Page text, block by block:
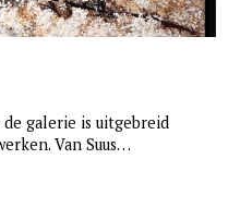
galerie is uitgebreid
Van Suus…